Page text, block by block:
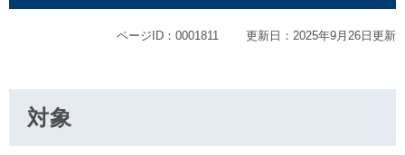
ページID：0001811 更新日：2025年9月26日更新
対象